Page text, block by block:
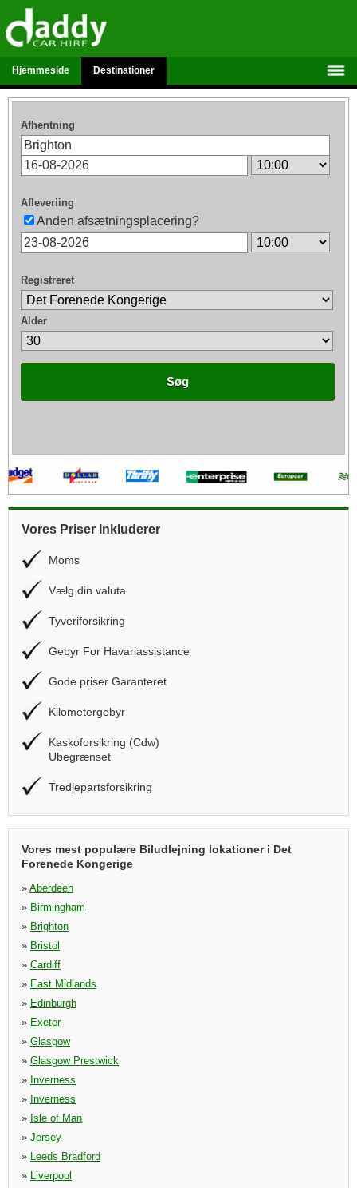
Hjemmeside Destinationer
Afhentning
Afleveriing
Anden afsætningsplacering?
Registreret
Alder
Søg
Vores Priser Inkluderer
Moms
Vælg din valuta
Tyveriforsikring
Gebyr For Havariassistance
Gode priser Garanteret
Kilometergebyr
Kaskoforsikring (Cdw)
Ubegrænset
Tredjepartsforsikring
Vores mest populære Biludlejning lokationer i Det
Forenede Kongerige
» Aberdeen
» Birmingham
» Brighton
» Bristol
» Cardiff
» East Midlands
» Edinburgh
» Exeter
» Glasgow
» Glasgow Prestwick
» Inverness
» Inverness
» Isle of Man
» Jersey
» Leeds Bradford
» Liverpool